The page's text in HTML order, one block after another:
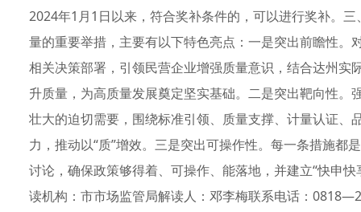
2024年1月1日以来，符合奖补条件的，可以进行奖补。
量的重要举措，主要有以下特色亮点：一是突出前瞻性
相关决策部署，引领民营企业增强质量意识，结合达州
升质量，为高质量发展奠定坚实基础。二是突出靶向性
壮大的迫切需要，围绕标准引领、质量支撑、计量认证
力，推动以“质”增效。三是突出可操作性。每一条措施都
讨论，确保政策够得着、可操作、能落地，并建立“快申
读机构：市市场监管局解读人：邓李梅联系电话：